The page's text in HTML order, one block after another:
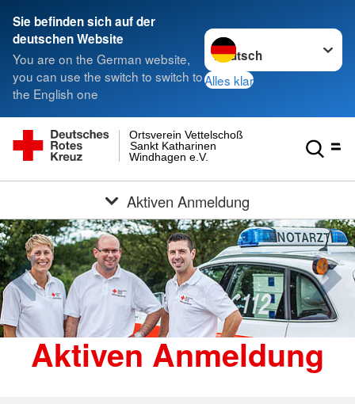
Sie befinden sich auf der
deutschen Website
You are on the German website,
you can use the switch to switch to
the English one
Sprache wechseln zu
Alles klar
Windhagen e.V.
Sankt Katharinen
Ortsverein Vettelschoß
Aktiven Anmeldung
Aktiven Anmeldung